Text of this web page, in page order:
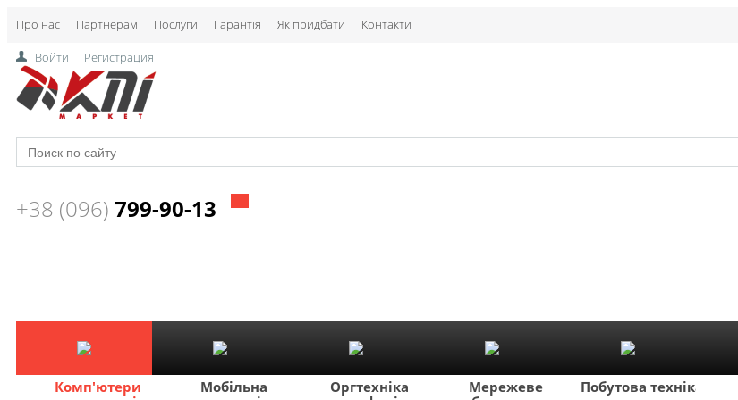
Про нас Партнерам Послуги Гарантія Як придбати Контакти
Войти Регистрация
+38 (096) 799-90-13
Комп'ютери
Мобільна
Оргтехніка
Мережеве
Побутова техніка